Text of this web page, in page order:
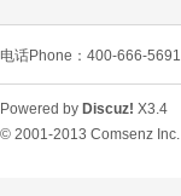
电话Phone：400-666-5691
Powered by Discuz! X3.4
© 2001-2013 Comsenz Inc.